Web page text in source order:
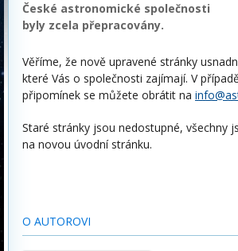
České astronomické společnosti
byly zcela přepracovány.
Věříme, že nově upravené stránky
které Vás o společnosti zajímají. V
připomínek se můžete obrátit na
Staré stránky jsou nedostupné, všechny
na novou úvodní stránku.
O AUTOROVI